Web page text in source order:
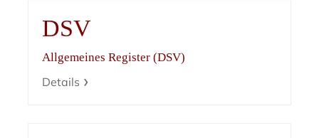
DSV
Allgemeines Register (DSV)
Details